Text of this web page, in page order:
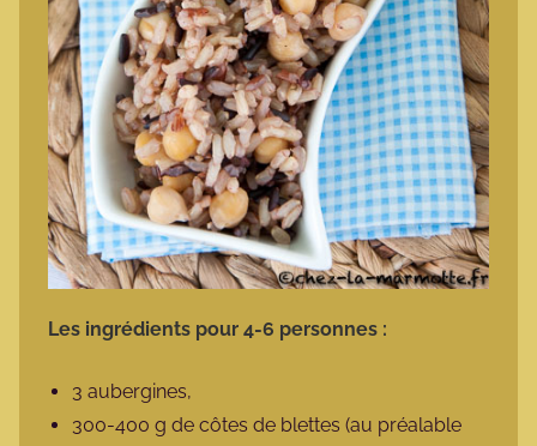
Les ingrédients pour 4-6 personnes :
3 aubergines,
300-400 g de côtes de blettes (au préalable